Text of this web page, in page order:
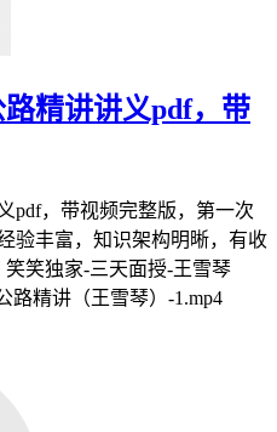
精讲讲义pdf，带
pdf，带视频完整版，第一次
验丰富，知识架构明晰，有收
笑独家-三天面授-王雪琴
路精讲（王雪琴）-1.mp4